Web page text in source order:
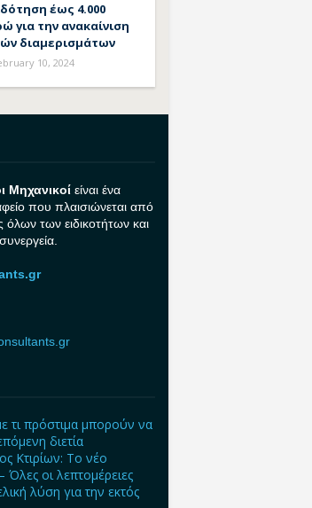
έως 4.000
για την ανακαίνιση
διαμερισμάτων
10, 2024
Μηχανικοί είναι ένα
που πλαισιώνεται από
όλων των ειδικοτήτων και
τι πρόστιμα μπορούν να
διετία
Κτιρίων: Το νέο
οι λεπτομέρειες
λύση για την εκτός